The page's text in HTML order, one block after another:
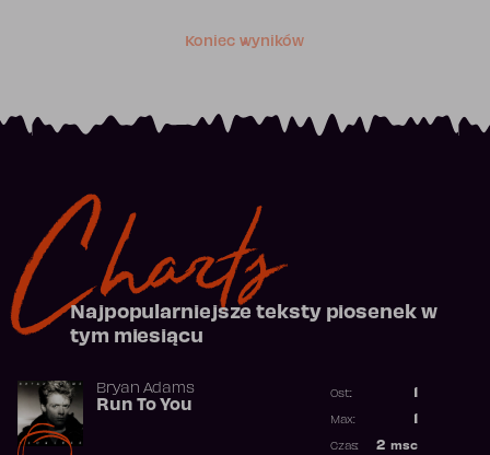
Koniec wyników
Charts
Najpopularniejsze teksty piosenek w
tym miesiącu
Bryan Adams
Run To You
Ost.:
Max:
2 msc
Czas: